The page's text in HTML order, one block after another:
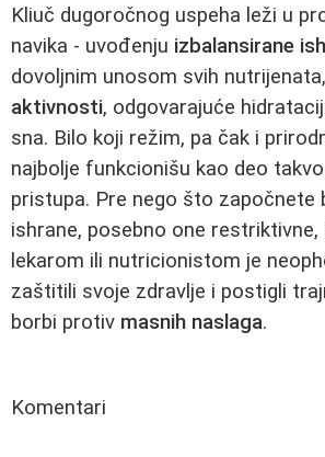
Kliuč dugoročnog uspeha leži u
navika - uvođenju izbalansirane
dovoljnim unosom svih
aktivnosti, odgovarajuće
sna. Bilo koji režim, pa čak i
najbolje funkcionišu kao deo
pristupa. Pre nego što započnete
ishrane, posebno one
lekarom ili nutricionistom je
zaštitili svoje zdravlje i postigli
borbi protiv masnih naslaga.
Komentari